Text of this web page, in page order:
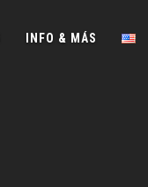
INFO & MÁS